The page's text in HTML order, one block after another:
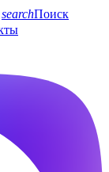
searchПоиск